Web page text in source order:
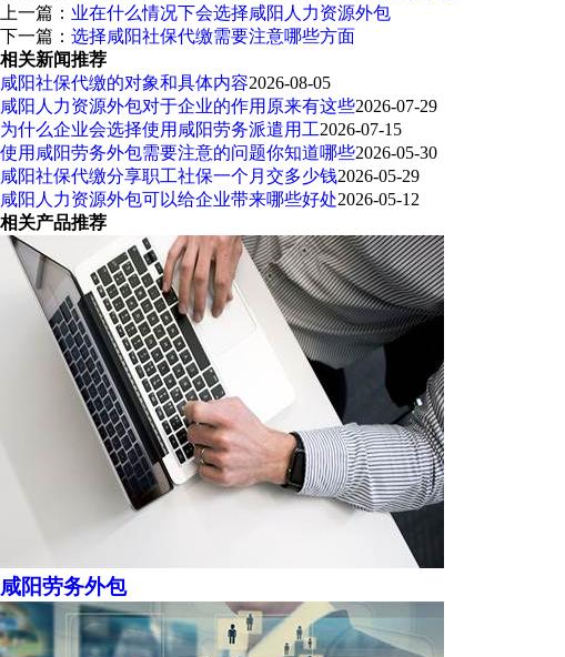
上一篇： 业在什么情况下会选择咸阳人力资源外包
下一篇： 选择咸阳社保代缴需要注意哪些方面
相关新闻推荐
咸阳社保代缴的对象和具体内容2026-08-05
咸阳人力资源外包对于企业的作用原来有这些2026-07-29
为什么企业会选择使用咸阳劳务派遣用工2026-07-15
使用咸阳劳务外包需要注意的问题你知道哪些2026-05-30
咸阳社保代缴分享职工社保一个月交多少钱2026-05-29
咸阳人力资源外包可以给企业带来哪些好处2026-05-12
相关产品推荐
咸阳劳务外包